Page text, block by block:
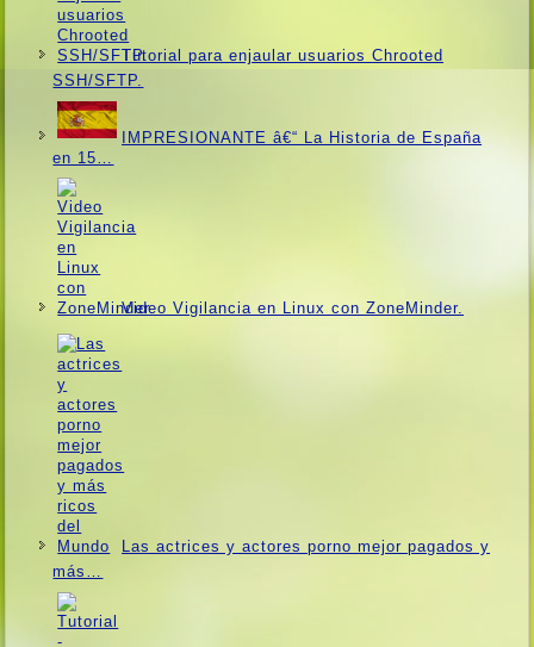
Tutorial para enjaular usuarios Chrooted
SSH/SFTP.
IMPRESIONANTE â€“ La Historia de España
en 15…
Video Vigilancia en Linux con ZoneMinder.
Las actrices y actores porno mejor pagados y
más…